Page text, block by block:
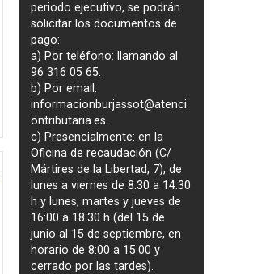
periodo ejecutivo, se podrán
solicitar los documentos de
pago:
a) Por teléfono: llamando al
96 316 05 65.
b) Por email:
informacionburjassot@atenci
ontributaria.es.
c) Presencialmente: en la
Oficina de recaudación (C/
Mártires de la Libertad, 7), de
lunes a viernes de 8:30 a 14:30
h y lunes, martes y jueves de
16:00 a 18:30 h (del 15 de
junio al 15 de septiembre, en
horario de 8:00 a 15:00 y
cerrado por las tardes).